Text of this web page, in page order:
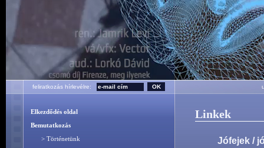
feliratkozás hírlevélre:
Elkezdődés oldal
Bemutatkozás
> Történetünk
Linkek
Jófejek /